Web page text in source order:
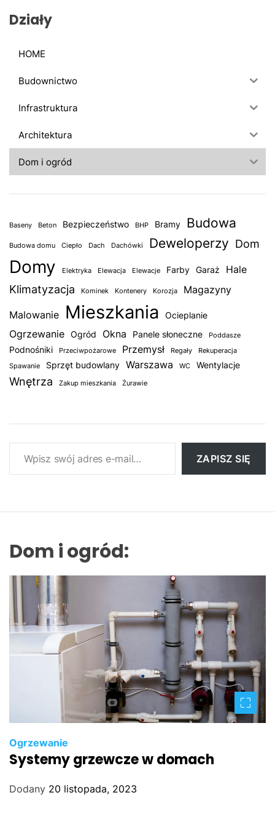
Działy
HOME
Budownictwo
Infrastruktura
Architektura
Dom i ogród
Baseny Beton Bezpieczeństwo BHP Bramy Budowa
Budowa domu Ciepło Dach Dachówki Deweloperzy Dom
Domy Elektryka Elewacja Elewacje Farby Garaż Hale
Klimatyzacja Kominek Kontenery Korozja Magazyny
Malowanie Mieszkania Ocieplanie
Ogrzewanie Ogród Okna Panele słoneczne Poddasze
Podnośniki Przeciwpożarowe Przemysł Regały
Rekuperacja
Spawanie
Sprzęt budowlany Warszawa WC Wentylacje
Wnętrza Zakup mieszkania Żurawie
Wpisz swój adres e-mail…
ZAPISZ SIĘ
Dom i ogród:
Ogrzewanie
Systemy grzewcze w domach
Dodany 20 listopada, 2023